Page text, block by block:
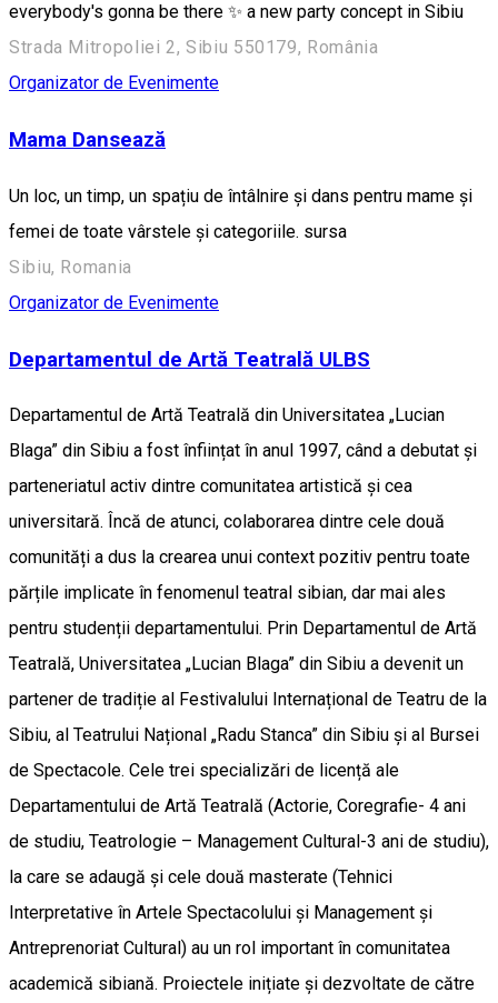
everybody's gonna be there ✨ a new party concept in Sibiu
Strada Mitropoliei 2, Sibiu 550179, România
Organizator de Evenimente
Mama Dansează
Un loc, un timp, un spațiu de întâlnire și dans pentru mame și
femei de toate vârstele și categoriile. sursa
Sibiu, Romania
Organizator de Evenimente
Departamentul de Artă Teatrală ULBS
Departamentul de Artă Teatrală din Universitatea „Lucian
Blaga” din Sibiu a fost înființat în anul 1997, când a debutat și
parteneriatul activ dintre comunitatea artistică și cea
universitară. Încă de atunci, colaborarea dintre cele două
comunități a dus la crearea unui context pozitiv pentru toate
părțile implicate în fenomenul teatral sibian, dar mai ales
pentru studenții departamentului. Prin Departamentul de Artă
Teatrală, Universitatea „Lucian Blaga” din Sibiu a devenit un
partener de tradiție al Festivalului Internațional de Teatru de la
Sibiu, al Teatrului Național „Radu Stanca” din Sibiu și al Bursei
de Spectacole. Cele trei specializări de licență ale
Departamentului de Artă Teatrală (Actorie, Coregrafie- 4 ani
de studiu, Teatrologie – Management Cultural-3 ani de studiu),
la care se adaugă și cele două masterate (Tehnici
Interpretative în Artele Spectacolului și Management și
Antreprenoriat Cultural) au un rol important în comunitatea
academică sibiană. Proiectele inițiate și dezvoltate de către